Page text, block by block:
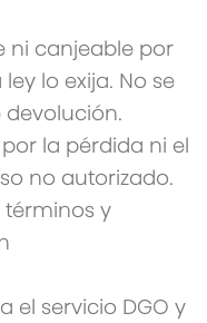
ni canjeable por
lo exija. No se
devolución.
por la pérdida ni el
no autorizado.
términos y
el servicio DGO y